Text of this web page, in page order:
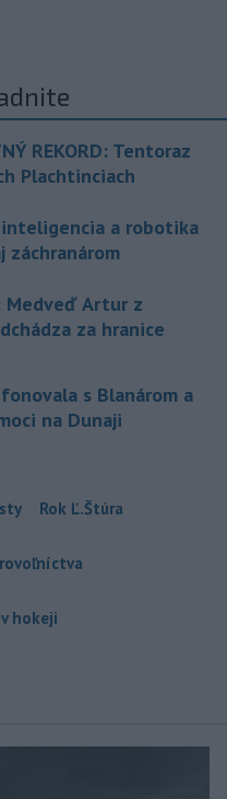
REKORD: Tentoraz
Plachtinciach
inteligencia a robotika
záchranárom
Medveď Artur z
za hranice
s Blanárom a
na Dunaji
Rok Ľ.Štúra
hokeji